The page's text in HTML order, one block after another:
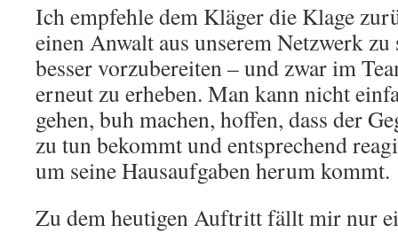
Ich empfehle dem Kläger die Klage
einen Anwalt aus unserem Netzwerk
besser vorzubereiten – und zwar im
erneut zu erheben. Man kann nicht
gehen, buh machen, hoffen, dass der
zu tun bekommt und entsprechend
um seine Hausaufgaben herum kommt.
Zu dem heutigen Auftritt fällt mir nur